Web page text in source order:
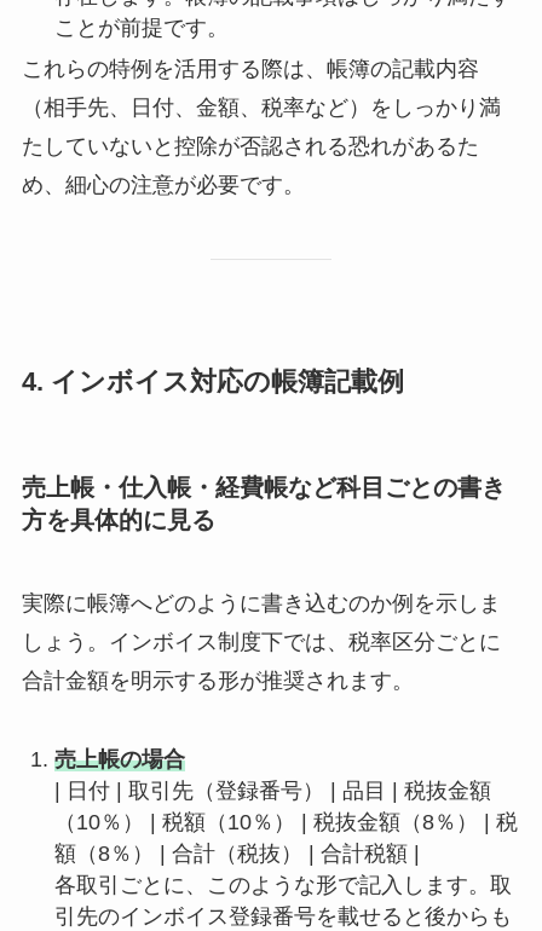
ことが前提です。
これらの特例を活用する際は、帳簿の記載内容
（相手先、日付、金額、税率など）をしっかり満
たしていないと控除が否認される恐れがあるた
め、細心の注意が必要です。
4. インボイス対応の帳簿記載例
売上帳・仕入帳・経費帳など科目ごとの書き
方を具体的に見る
実際に帳簿へどのように書き込むのか例を示しま
しょう。インボイス制度下では、税率区分ごとに
合計金額を明示する形が推奨されます。
売上帳の場合
| 日付 | 取引先（登録番号） | 品目 | 税抜金額
（10％） | 税額（10％） | 税抜金額（8％） | 税
額（8％） | 合計（税抜） | 合計税額 |
各取引ごとに、このような形で記入します。取
引先のインボイス登録番号を載せると後からも